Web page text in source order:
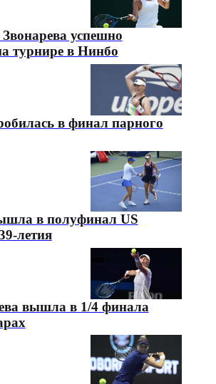
успешно
турнире в Нинбо
в финал парного
в полуфинал US
летия
вышла в 1/4 финала